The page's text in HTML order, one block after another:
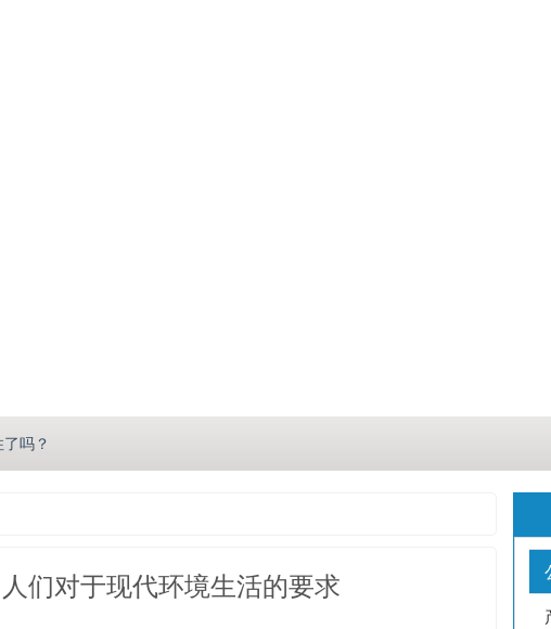
吗？
的这几点原因你都记住了吗？
人们对于现代环境生活的要求